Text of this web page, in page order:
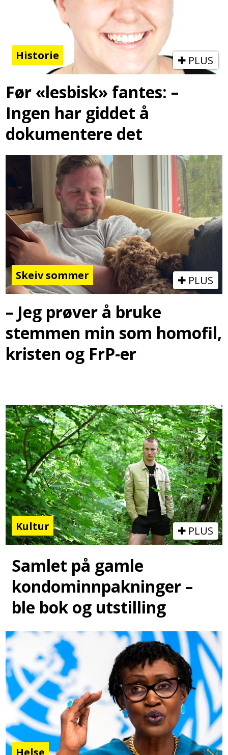
Historie PLUS
Før «lesbisk» fantes: –
Ingen har giddet å
dokumentere det
Skeiv sommer PLUS
– Jeg prøver å bruke
stemmen min som homofil,
kristen og FrP-er
Kultur PLUS
Samlet på gamle
kondominnpakninger –
ble bok og utstilling
Helse